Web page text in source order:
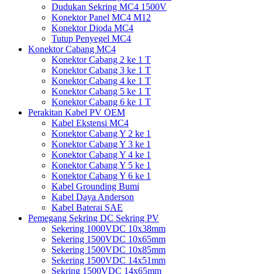
Dudukan Sekring MC4 1500V
Konektor Panel MC4 M12
Konektor Dioda MC4
Tutup Penyegel MC4
Konektor Cabang MC4
Konektor Cabang 2 ke 1 T
Konektor Cabang 3 ke 1 T
Konektor Cabang 4 ke 1 T
Konektor Cabang 5 ke 1 T
Konektor Cabang 6 ke 1 T
Perakitan Kabel PV OEM
Kabel Ekstensi MC4
Konektor Cabang Y 2 ke 1
Konektor Cabang Y 3 ke 1
Konektor Cabang Y 4 ke 1
Konektor Cabang Y 5 ke 1
Konektor Cabang Y 6 ke 1
Kabel Grounding Bumi
Kabel Daya Anderson
Kabel Baterai SAE
Pemegang Sekring DC Sekring PV
Sekering 1000VDC 10x38mm
Sekering 1500VDC 10x65mm
Sekering 1500VDC 10x85mm
Sekering 1500VDC 14x51mm
Sekring 1500VDC 14x65mm